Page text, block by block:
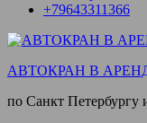
+79643311366
АВТОКРАН В
по Санкт Петербургу